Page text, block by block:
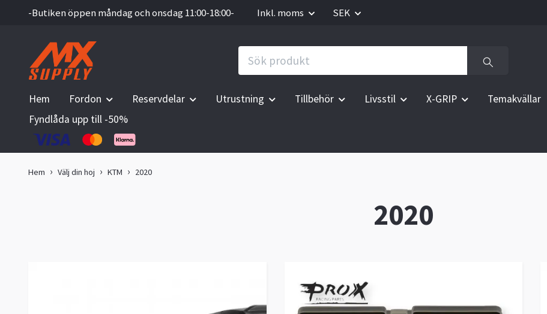
-Butiken öppen måndag och onsdag 11:00-18:00- Inkl. moms SEK
Hem Fordon Reservdelar Utrustning Tillbehör Livsstil X-GRIP Temakvällar
Fyndlåda upp till -50%
Hem Välj din hoj KTM 2020
2020